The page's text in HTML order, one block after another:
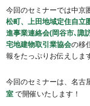
今回のセミナーでは中京
松町、上田地域定住自立
進事業連絡会(岡谷市､諏
宅地建物取引業協会の移
報をたっぷりお伝えし
今回のセミナーは、名古
室 で開催